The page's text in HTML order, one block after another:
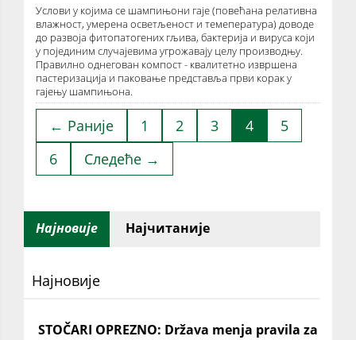
Услови у којима се шампињони гаје (повећана релативна
влажност, умерена осветљеност и темепература) доводе
до развоја фитопатогених гљива, бактерија и вируса који
у појединим случајевима угрожавају целу производњу.
Правилно однегован компост - квалитетно извршена
пастеризација и паковање представља први корак у
гајењу шампињона.
← Раније 1 2 3 4
5
6
Следеће →
Најновије Најчитаније
Најновије
STOČARI OPREZNO: Država menja pravila za